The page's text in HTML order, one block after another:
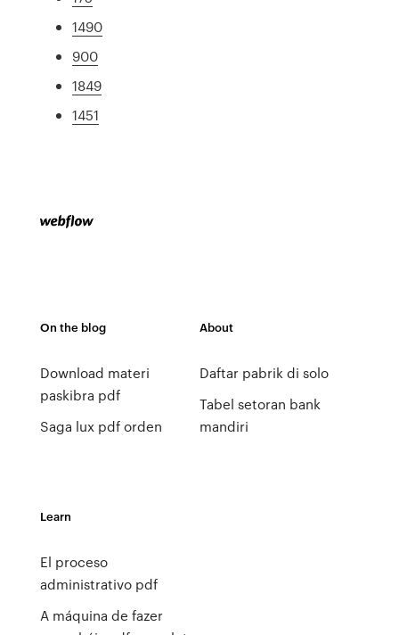
1490
900
1849
1451
On the blog
Download materi
paskibra pdf
Saga lux pdf orden
About
Daftar pabrik di solo
Tabel setoran bank
mandiri
Learn
El proceso
administrativo pdf
A máquina de fazer